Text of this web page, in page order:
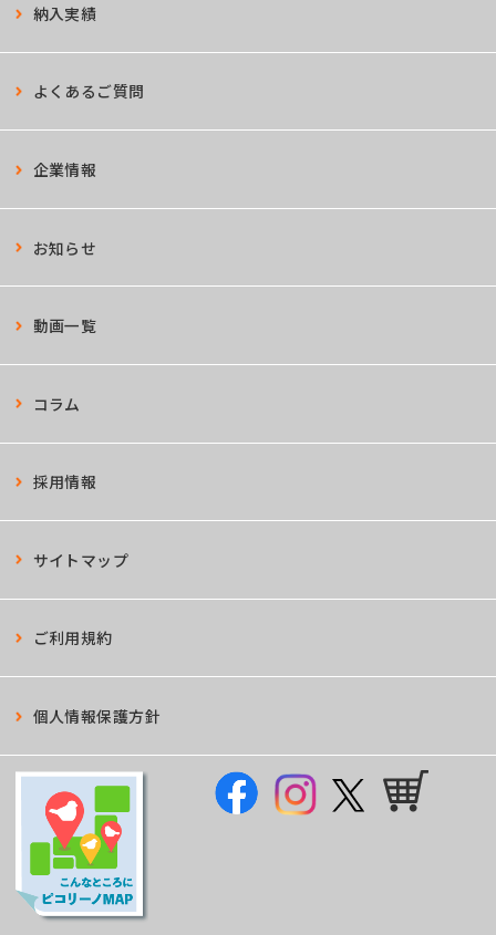
納入実績
よくあるご質問
企業情報
お知らせ
動画一覧
コラム
採用情報
サイトマップ
ご利用規約
個人情報保護方針